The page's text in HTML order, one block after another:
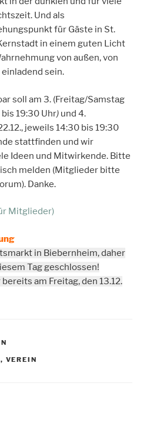
Und als
für Gäste in St.
in einem guten Licht
von außen, von
sein.
soll am 3. (Freitag/Samstag
bis 19:30 Uhr) und 4.
jeweils 14:30 bis 19:30
stattfinden und wir
Ideen und Mitwirkende. Bitte
melden (Mitglieder bitte
Danke.
Mitglieder)
in Biebernheim, daher
Tag geschlossen!
am Freitag, den 13.12.
, VEREIN